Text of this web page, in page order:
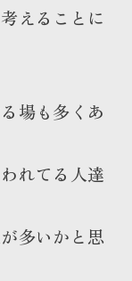
えることに
場も多くあ
れてる人達
多いかと思